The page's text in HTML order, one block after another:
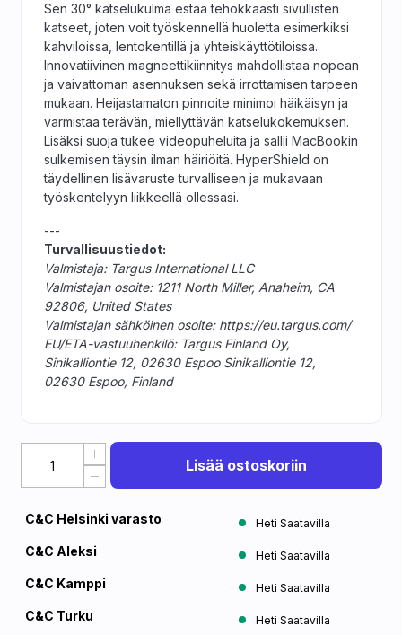
Sen 30° katselukulma estää tehokkaasti sivullisten
katseet, joten voit työskennellä huoletta esimerkiksi
kahviloissa, lentokentillä ja yhteiskäyttötiloissa.
Innovatiivinen magneettikiinnitys mahdollistaa nopean
ja vaivattoman asennuksen sekä irrottamisen tarpeen
mukaan. Heijastamaton pinnoite minimoi häikäisyn ja
varmistaa terävän, miellyttävän katselukokemuksen.
Lisäksi suoja tukee videopuheluita ja sallii MacBookin
sulkemisen täysin ilman häiriöitä. HyperShield on
täydellinen lisävaruste turvalliseen ja mukavaan
työskentelyyn liikkeellä ollessasi.
---
Turvallisuustiedot:
Valmistaja: Targus International LLC
Valmistajan osoite: 1211 North Miller, Anaheim, CA
92806, United States
Valmistajan sähköinen osoite: https://eu.targus.com/
EU/ETA-vastuuhenkilö: Targus Finland Oy,
Sinikalliontie 12, 02630 Espoo Sinikalliontie 12,
02630 Espoo, Finland
Lisää ostoskoriin
C&C Helsinki varasto Heti Saatavilla
C&C Aleksi Heti Saatavilla
C&C Kamppi Heti Saatavilla
C&C Turku Heti Saatavilla